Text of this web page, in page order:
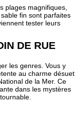
plages magnifiques,
fin sont parfaites
tester leurs
DE RUE
les genres. Vous y
au charme désuet.
de la Mer. Ce
dans les mystères